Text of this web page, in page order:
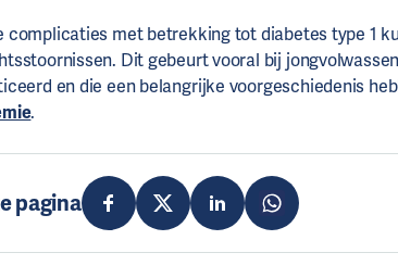
complicaties met betrekking tot diabetes type 1
Dit gebeurt vooral bij
en die een belangrijke voorgeschiedenis
.
pagina